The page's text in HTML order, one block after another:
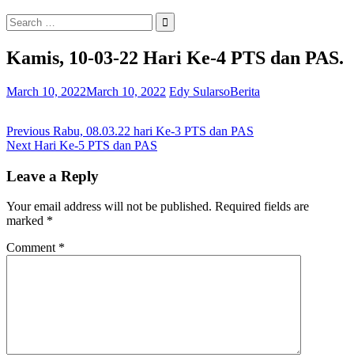
Search
for:
Kamis, 10-03-22 Hari Ke-4 PTS dan PAS.
March 10, 2022March 10, 2022 Edy SularsoBerita
Post
navigation
Previous Previous
post:
Rabu, 08.03.22 hari Ke-3 PTS dan PAS
Next Next
Hari Ke-5 PTS dan PAS
Leave a Reply
Your email address will not be published. Required fields are
marked *
Comment *